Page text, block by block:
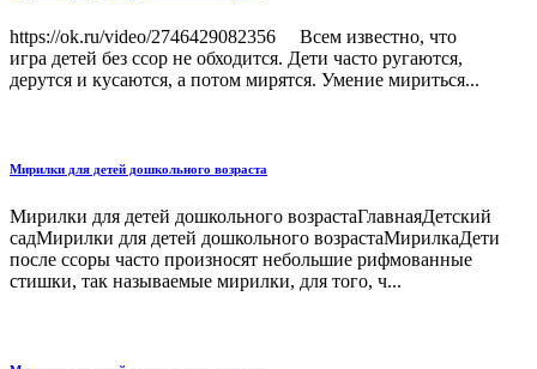
https://ok.ru/video/2746429082356 Всем известно, что
игра детей без ссор не обходится. Дети часто ругаются,
дерутся и кусаются, а потом мирятся. Умение мириться...
Мирилки для детей дошкольного возраста
Мирилки для детей дошкольного возрастаГлавнаяДетский
садМирилки для детей дошкольного возрастаМирилкаДети
после ссоры часто произносят небольшие рифмованные
стишки, так называемые мирилки, для того, ч...